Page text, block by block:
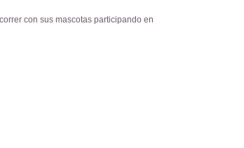
con sus mascotas participando en